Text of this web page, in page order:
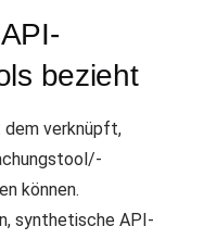
bezieht
verknüpft,
können.
synthetische API-